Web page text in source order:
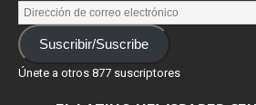
noticias y eventos de El Latino Costa Central..
Únete a otros 877 suscriptores